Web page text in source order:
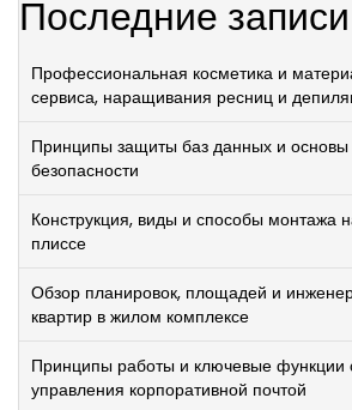
Последние записи
Профессиональная косметика и
сервиса, наращивания ресниц и
Принципы защиты баз данных и
безопасности
Конструкция, виды и способы монтажа
плиссе
Обзор планировок, площадей и
квартир в жилом комплексе
Принципы работы и ключевые функции
управления корпоративной почтой